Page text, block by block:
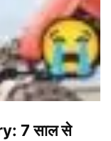
7 साल से